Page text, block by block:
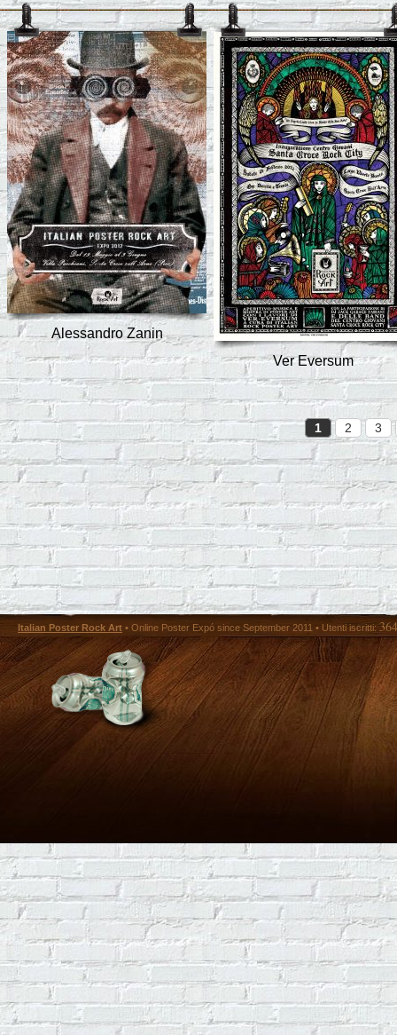
Alessandro Zanin
Ver Eversum
1 2 3
Italian Poster Rock Art • Online Poster Expó since September 2011 • Utenti iscritti: 364